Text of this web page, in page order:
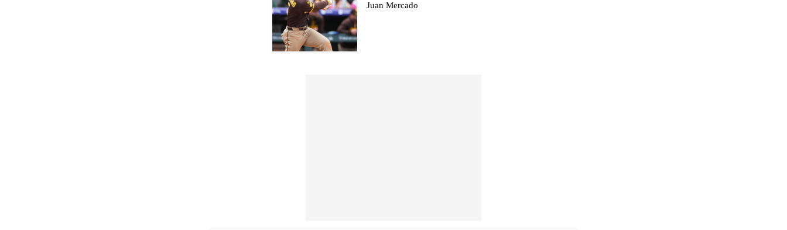
Juan Mercado